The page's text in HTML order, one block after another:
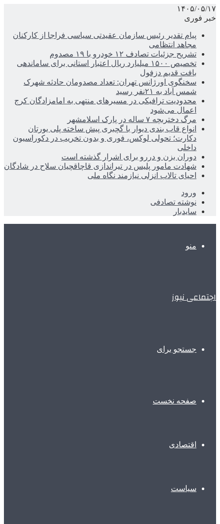
۱۴۰۵/۰۵/۱۷
خبر فوری
پیام تقدیر رئیس سازمان عقیدتی سیاسی فراجا از کارکنان
مجاهد انتظامی
تشریح جزئیات تصادف ۱۲ خودرو با ۱۹ مصدوم
تخصیص ۱۵۰۰ میلیارد ریال اعتبار استانی برای ساماندهی
بافت قدیم دزفول
سخنگوی اورژانس تهران: تعداد مصدومان حادثه شهرک
شمس آباد به ۲۱نفر رسید
محدودیت ترافیکی در مسیرهای منتهی به امامزادگان کرج
اعمال می‌شود
مرگ دختربچه ۷ ساله در پارک اسلامشهر
انواع قاب بندی دیوار با گچبری پیش ساخته پلی یورتان
دکارت؛ تحولی لوکس، فوری و بدون تخریب در دکوراسیون
داخلی
دوران بزن و دررو برای اشرار گذشته است
شهادت مامور پلیس در تیراندازی قاچاقچیان سلاح در شادگان
احیای تالاب انزلی نیازمند نگاه ملی
ورود
نوشته تصادفی
سایدبار
منو
اجتماعی نیوز
جستجو برای
صفحه نخست
اقتصادی
سیاست